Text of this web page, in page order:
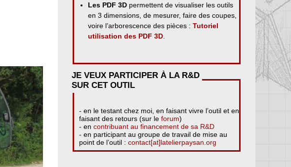
Les PDF 3D permettent de visualiser les outils
en 3 dimensions, de mesurer, faire des coupes,
voire l’arborescence des pièces :Tutoriel
utilisation des PDF 3D
JE VEUX PARTICIPER À LA R&D
SUR CET OUTIL
- en le testant chez moi, en faisant vivre l’outil et en
faisant des retours (sur le forum)
- en contribuant au financement de sa R&D
- en participant au groupe de travail de mise au
point de l’outil : contact[at]latelierpaysan.org